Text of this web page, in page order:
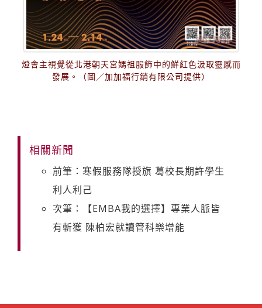
燈會主視覺從北港朝天宮媽祖服飾中的鮮紅色汲取靈感而
發展。（圖／加加福行銷有限公司提供）
相關新聞
前筆：寒假服務隊授旗 葛校長期許學生
利人利己
次筆：【EMBA我的選擇】專業人脈皆
有斬獲 陳柏宏就讀管科樂增能